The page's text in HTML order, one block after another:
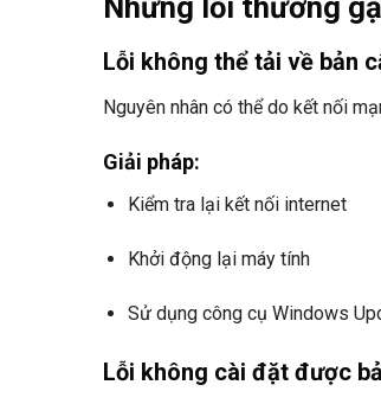
Lỗi không thể tải về bản
Nguyên nhân có thể do kết nối
Giải pháp:
Kiểm tra lại kết nối internet
Khởi động lại máy tính
Sử dụng công cụ Windows
Lỗi không cài đặt được